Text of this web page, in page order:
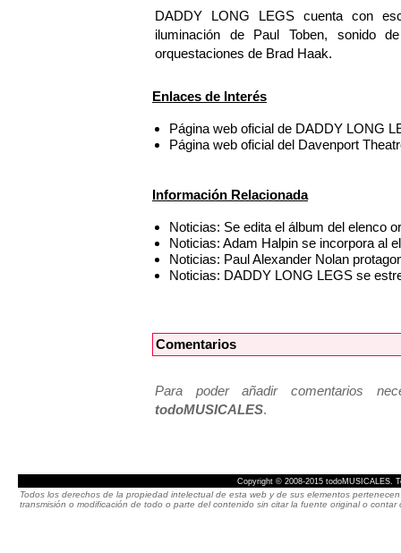
DADDY LONG LEGS cuenta con
iluminación de Paul Toben, sonido
orquestaciones de Brad Haak.
Enlaces de Interés
Página web oficial de DADDY LONG
Página web oficial del Davenport
Información Relacionada
Noticias: Se edita el álbum del elenco
Noticias: Adam Halpin se incorpora al
Noticias: Paul Alexander Nolan
Noticias: DADDY LONG LEGS se
Comentarios
Para poder añadir comentarios
todoMUSICALES.
Copyright © 2008-2015 todoMUSICALES.
Todos los derechos de la propiedad intelectual de esta web y de sus elementos
transmisión o modificación de todo o parte del contenido sin citar la fuente original o